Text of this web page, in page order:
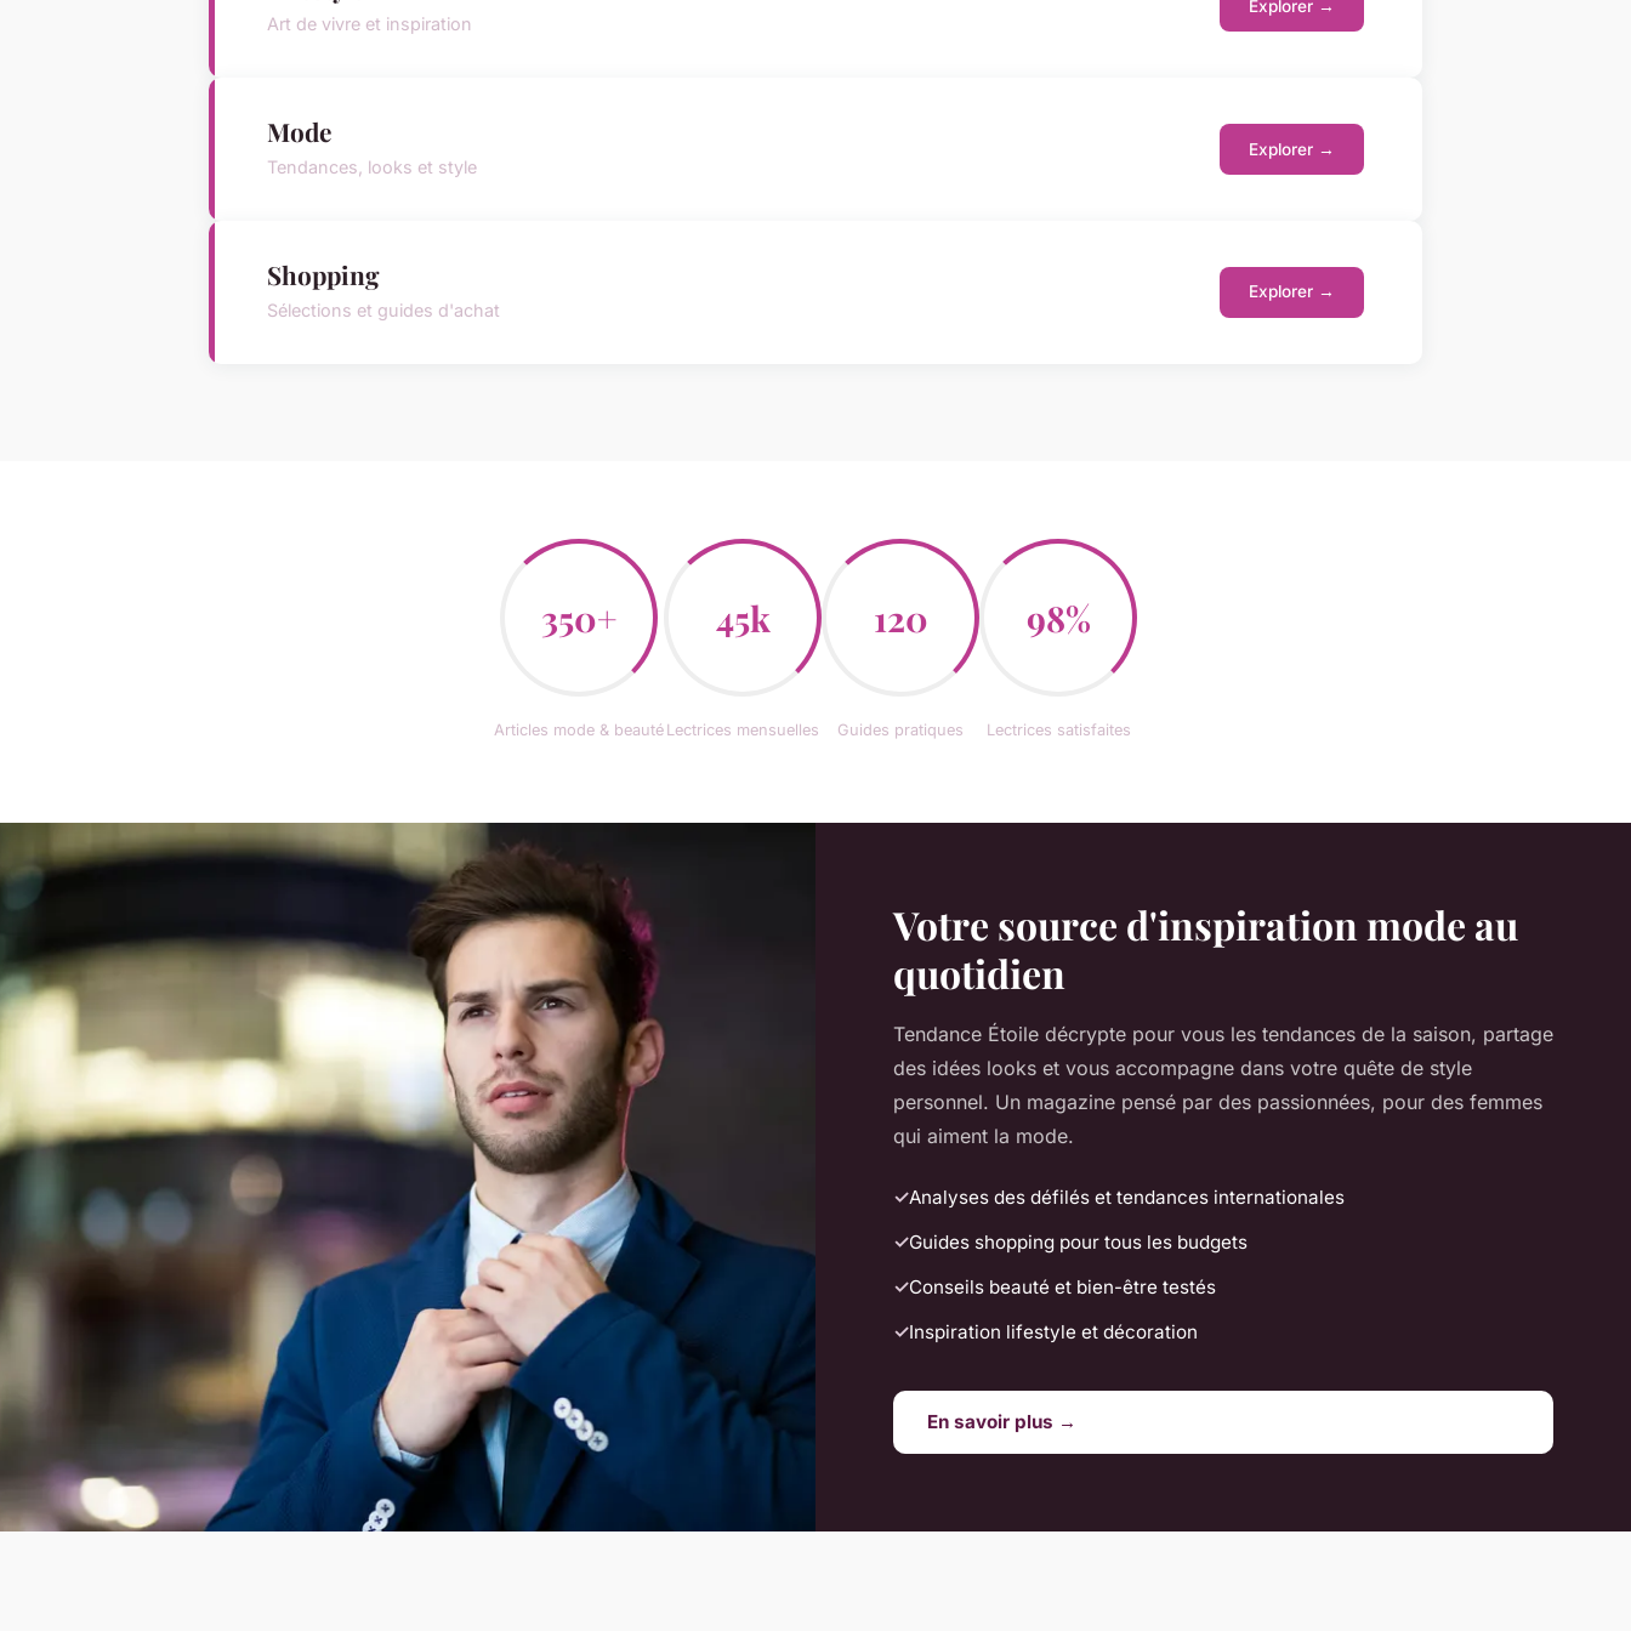
Art de vivre et inspiration
Explorer →
Mode
Tendances, looks et style
Explorer →
Shopping
Sélections et guides d'achat
Explorer →
350+
Articles mode & beauté
45k
Lectrices mensuelles
120
Guides pratiques
98%
Lectrices satisfaites
Votre source d'inspiration mode au
quotidien
Tendance Étoile décrypte pour vous les tendances de la saison, partage
des idées looks et vous accompagne dans votre quête de style
personnel. Un magazine pensé par des passionnées, pour des femmes
qui aiment la mode.
Analyses des défilés et tendances internationales
Guides shopping pour tous les budgets
Conseils beauté et bien-être testés
Inspiration lifestyle et décoration
En savoir plus →